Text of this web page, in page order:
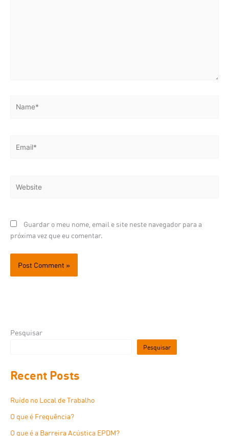
Guardar o meu nome, email e site neste navegador para a
próxima vez que eu comentar.
Pesquisar
Pesquisar
Recent Posts
Ruído no Local de Trabalho
O que é Frequência?
O que é a Barreira Acústica EPDM?